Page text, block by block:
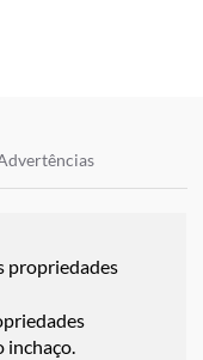
propriedades
inchaço.